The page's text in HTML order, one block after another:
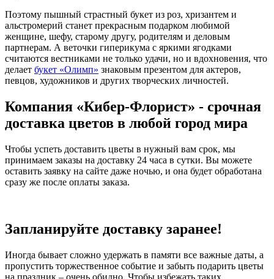
Поэтому пышный страстный букет из роз, хризантем и
альстромерий станет прекрасным подарком любимой
женщине, шефу, старому другу, родителям и деловым
партнерам. А веточки гиперикума с яркими ягодками
считаются вестниками не только удачи, но и вдохновения, что
делает букет «Олимп» знаковым презентом для актеров,
певцов, художников и других творческих личностей.
Компания «Кибер-Флорист» - срочная
доставка цветов в любой город мира
Чтобы успеть доставить цветы в нужный вам срок, мы
принимаем заказы на доставку 24 часа в сутки. Вы можете
оставить заявку на сайте даже ночью, и она будет обработана
сразу же после оплаты заказа.
Запланируйте доставку заранее!
Иногда бывает сложно удержать в памяти все важные даты, а
пропустить торжественное событие и забыть подарить цветы
на праздник – очень обидно. Чтобы избежать таких